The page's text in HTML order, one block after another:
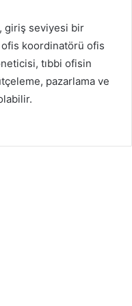
giriş seviyesi bir
koordinatörü ofis
tıbbi ofisin
pazarlama ve